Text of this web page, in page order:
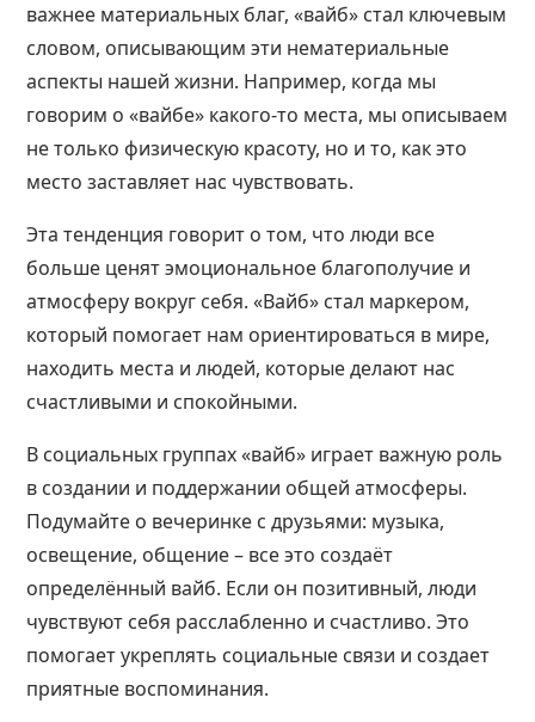
важнее материальных благ, «вайб» стал ключевым
словом, описывающим эти нематериальные
аспекты нашей жизни. Например, когда мы
говорим о «вайбе» какого-то места, мы описываем
не только физическую красоту, но и то, как это
место заставляет нас чувствовать.
Эта тенденция говорит о том, что люди все
больше ценят эмоциональное благополучие и
атмосферу вокруг себя. «Вайб» стал маркером,
который помогает нам ориентироваться в мире,
находить места и людей, которые делают нас
счастливыми и спокойными.
В социальных группах «вайб» играет важную роль
в создании и поддержании общей атмосферы.
Подумайте о вечеринке с друзьями: музыка,
освещение, общение – все это создаёт
определённый вайб. Если он позитивный, люди
чувствуют себя расслабленно и счастливо. Это
помогает укреплять социальные связи и создает
приятные воспоминания.